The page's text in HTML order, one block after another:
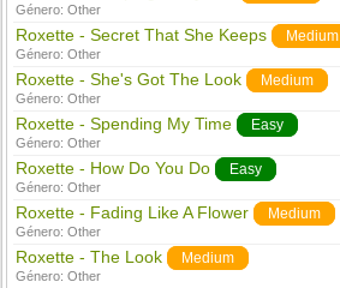
Género:Other
Roxette - Secret That She Keeps Medium
Género:Other
Roxette - She's Got The Look Medium
Género:Other
Roxette - Spending My Time Easy
Género:Other
Roxette - How Do You Do Easy
Género:Other
Roxette - Fading Like A Flower Medium
Género:Other
Roxette - The Look Medium
Género:Other